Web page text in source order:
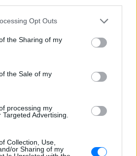
Opt Outs
the Sharing of my
the Sale of my
processing my
Advertising.
Collection, Use,
or Sharing of my
Ο αδελφός της Αντζελίνα Τζολί
ΠΡΙΝ 10 ΏΡΕΣ